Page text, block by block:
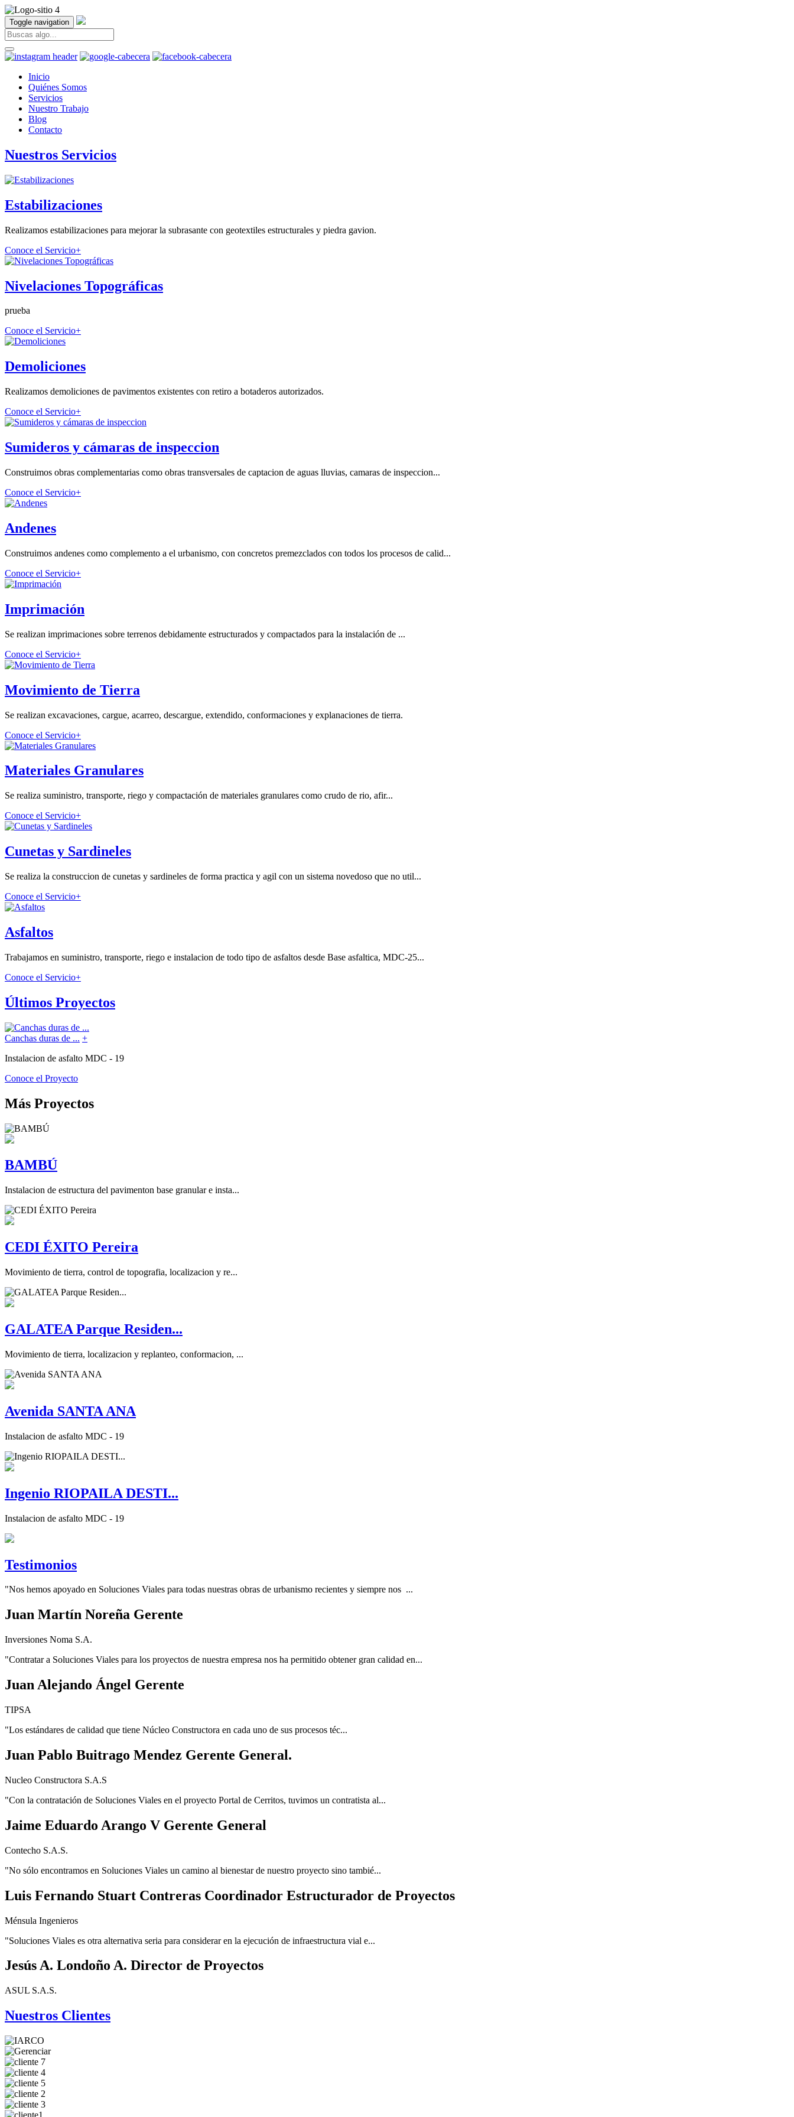
Toggle navigation
Inicio
Quiénes Somos
Servicios
Nuestro Trabajo
Blog
Contacto
Nuestros Servicios
Estabilizaciones
Realizamos estabilizaciones para mejorar la subrasante con geotextiles estructurales y piedra gavion.
Conoce el Servicio+
Nivelaciones Topográficas
prueba
Conoce el Servicio+
Demoliciones
Realizamos demoliciones de pavimentos existentes con retiro a botaderos autorizados.
Conoce el Servicio+
Sumideros y cámaras de inspeccion
Construimos obras complementarias como obras transversales de captacion de aguas lluvias, camaras de inspeccion...
Conoce el Servicio+
Andenes
Construimos andenes como complemento a el urbanismo, con concretos premezclados con todos los procesos de calid...
Conoce el Servicio+
Imprimación
Se realizan imprimaciones sobre terrenos debidamente estructurados y compactados para la instalación de ...
Conoce el Servicio+
Movimiento de Tierra
Se realizan excavaciones, cargue, acarreo, descargue, extendido, conformaciones y explanaciones de tierra.
Conoce el Servicio+
Materiales Granulares
Se realiza suministro, transporte, riego y compactación de materiales granulares como crudo de rio, afir...
Conoce el Servicio+
Cunetas y Sardineles
Se realiza la construccion de cunetas y sardineles de forma practica y agil con un sistema novedoso que no util...
Conoce el Servicio+
Asfaltos
Trabajamos en suministro, transporte, riego e instalacion de todo tipo de asfaltos desde Base asfaltica, MDC-25...
Conoce el Servicio+
Últimos Proyectos
Canchas duras de ... +
Instalacion de asfalto MDC - 19
Conoce el Proyecto
Más Proyectos
BAMBÚ
Instalacion de estructura del pavimenton base granular e insta...
CEDI ÉXITO Pereira
Movimiento de tierra, control de topografia, localizacion y re...
GALATEA Parque Residen...
Movimiento de tierra, localizacion y replanteo, conformacion, ...
Avenida SANTA ANA
Instalacion de asfalto MDC - 19
Ingenio RIOPAILA DESTI...
Instalacion de asfalto MDC - 19
Testimonios
"Nos hemos apoyado en Soluciones Viales para todas nuestras obras de urbanismo recientes y siempre nos ...
Juan Martín Noreña Gerente
Inversiones Noma S.A.
"Contratar a Soluciones Viales para los proyectos de nuestra empresa nos ha permitido obtener gran calidad en...
Juan Alejando Ángel Gerente
TIPSA
"Los estándares de calidad que tiene Núcleo Constructora en cada uno de sus procesos téc...
Juan Pablo Buitrago Mendez Gerente General.
Nucleo Constructora S.A.S
"Con la contratación de Soluciones Viales en el proyecto Portal de Cerritos, tuvimos un contratista al...
Jaime Eduardo Arango V Gerente General
Contecho S.A.S.
"No sólo encontramos en Soluciones Viales un camino al bienestar de nuestro proyecto sino tambié...
Luis Fernando Stuart Contreras Coordinador Estructurador de Proyectos
Ménsula Ingenieros
"Soluciones Viales es otra alternativa seria para considerar en la ejecución de infraestructura vial e...
Jesús A. Londoño A. Director de Proyectos
ASUL S.A.S.
Nuestros Clientes